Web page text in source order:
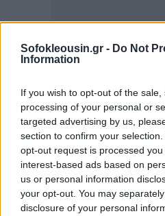
Sofokleousin.gr - Do Not
Information
If you wish to opt-out of the
processing of your personal or
targeted advertising by us,
section to confirm your
opt-out request is processed
interest-based ads based on
us or personal information
your opt-out. You may
disclosure of your personal